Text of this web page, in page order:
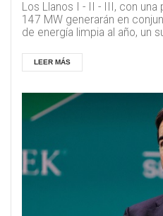
Los Llanos I - II - III, con
147 MW generarán en
de energía limpia al año, un
LEER MÁS